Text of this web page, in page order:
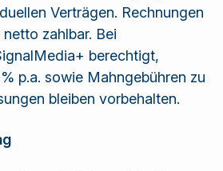
Verträgen. Rechnungen
zahlbar. Bei
berechtigt,
p.a. sowie Mahngebühren zu
bleiben vorbehalten.